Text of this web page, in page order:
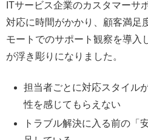
ITサービス企業のカスタマーサ
対応に時間がかかり、顧客満足
モートでのサポート観察を導入
が浮き彫りになりました。
担当者ごとに対応スタイル
性を感じてもらえない
トラブル解決に入る前の「